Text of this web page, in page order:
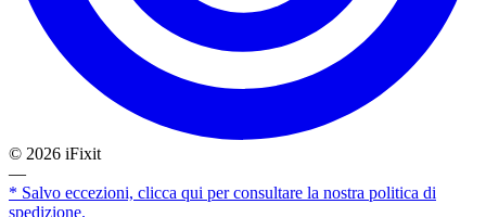
© 2026 iFixit
—
* Salvo eccezioni, clicca qui per consultare la nostra politica di
spedizione.